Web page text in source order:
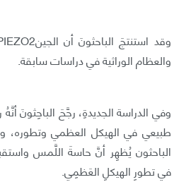
والعظام الوراثية في دراسات سابقة.
وفي الدراسة الجديدةِ، رجَّحَ الباحِثونَ
طبيعي في الهيكل العظمي وتطوره،
الباحثون يُظهِر أنَّ حاسةَ اللَّمس
في تطورِ الهيكلِ العَظمِي.